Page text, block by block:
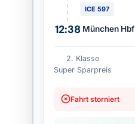
ICE 597
12:38 München Hbf
2. Klasse
Super Sparpreis
Fahrt storniert